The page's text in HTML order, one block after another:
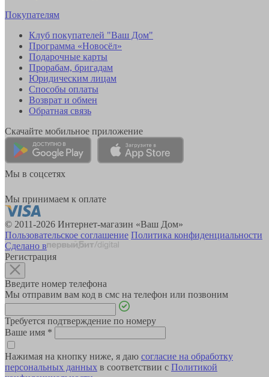
Покупателям
Клуб покупателей "Ваш Дом"
Программа «Новосёл»
Подарочные карты
Прорабам, бригадам
Юридическим лицам
Способы оплаты
Возврат и обмен
Обратная связь
Скачайте мобильное приложение
Мы в соцсетях
Мы принимаем к оплате
© 2011-2026 Интернет-магазин «Ваш Дом»
Пользовательское соглашение Политика конфиденциальности
Сделано в
Регистрация
Введите номер телефона
Мы отправим вам код в смс на телефон или позвоним
Требуется подтверждение по номеру
Ваше имя *
Нажимая на кнопку ниже, я даю согласие на обработку
персональных данных в соответствии с Политикой